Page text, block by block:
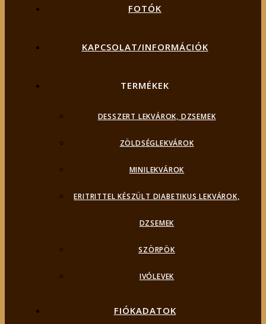
FOTÓK
KAPCSOLAT/INFORMÁCIÓK
TERMÉKEK
DESSZERT LEKVÁROK, DZSEMEK
ZÖLDSÉGLEKVÁROK
MINILEKVÁROK
ERITRITTEL KÉSZÜLT DIABETIKUS LEKVÁROK,
DZSEMEK
SZÖRPÖK
IVÓLEVEK
FIÓKADATOK